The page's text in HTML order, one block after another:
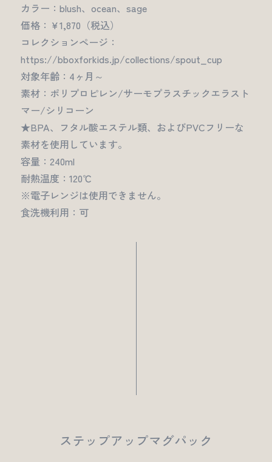
カラー：blush、ocean、sage
価格：￥1,870（税込）
コレクションページ：
https://bboxforkids.jp/collections/spout_cup
対象年齢：4ヶ月～
素材：ポリプロピレン/サーモプラスチックエラスト
マー/シリコーン
★BPA、フタル酸エステル類、およびPVCフリーな
素材を使用しています。
容量：240ml
耐熱温度：120℃
※電子レンジは使用できません。
食洗機利用：可
ステップアップマグパック